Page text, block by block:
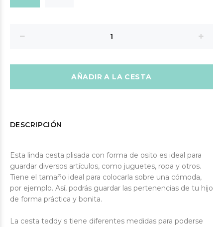
AÑADIR A LA CESTA
DESCRIPCIÓN
Esta linda cesta plisada con forma de osito es ideal para
guardar diversos artículos, como juguetes, ropa y otros.
Tiene el tamaño ideal para colocarla sobre una cómoda,
por ejemplo. Así, podrás guardar las pertenencias de tu hijo
de forma práctica y bonita.
La cesta teddy s tiene diferentes medidas para poderse